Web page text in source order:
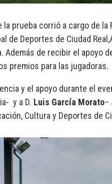
la prueba corrió a cargo de
de Deportes de Ciudad
Además de recibir el apoyo
premios para las jugadoras.
y el apoyo durante el
y a D. Luis García Morato–
Cultura y Deportes de